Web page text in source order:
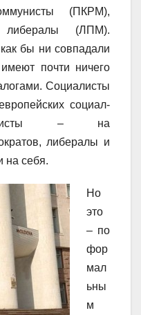
(ПКРМ),
(ЛПМ).
бы ни совпадали
почти ничего
Социалисты
социал-
– на
либералы и
на себя.
Но
это
– по
фор
мал
ьны
м